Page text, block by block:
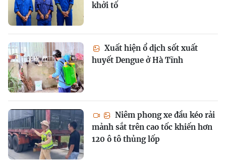
khởi tố
Xuất hiện ổ dịch sốt xuất
huyết Dengue ở Hà Tĩnh
Niêm phong xe đầu kéo rải
mảnh sắt trên cao tốc khiến hơn
120 ô tô thủng lốp